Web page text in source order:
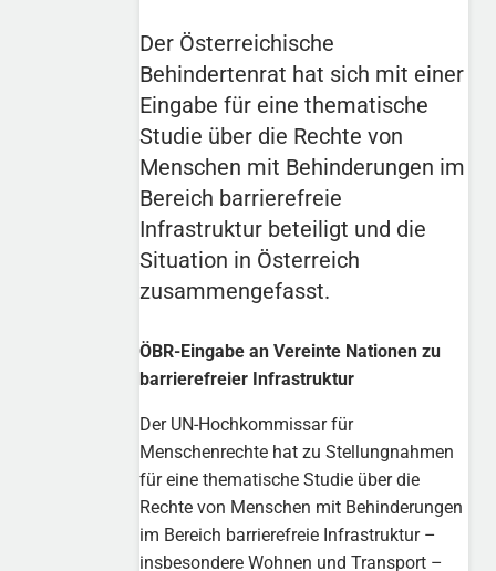
Der Österreichische
Behindertenrat hat sich mit einer
Eingabe für eine thematische
Studie über die Rechte von
Menschen mit Behinderungen im
Bereich barrierefreie
Infrastruktur beteiligt und die
Situation in Österreich
zusammengefasst.
ÖBR-Eingabe an Vereinte Nationen zu
barrierefreier Infrastruktur
Der UN-Hochkommissar für
Menschenrechte hat zu Stellungnahmen
für eine thematische Studie über die
Rechte von Menschen mit Behinderungen
im Bereich barrierefreie Infrastruktur –
insbesondere Wohnen und Transport –